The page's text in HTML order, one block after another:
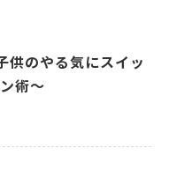
のやる気にスイッ
術～